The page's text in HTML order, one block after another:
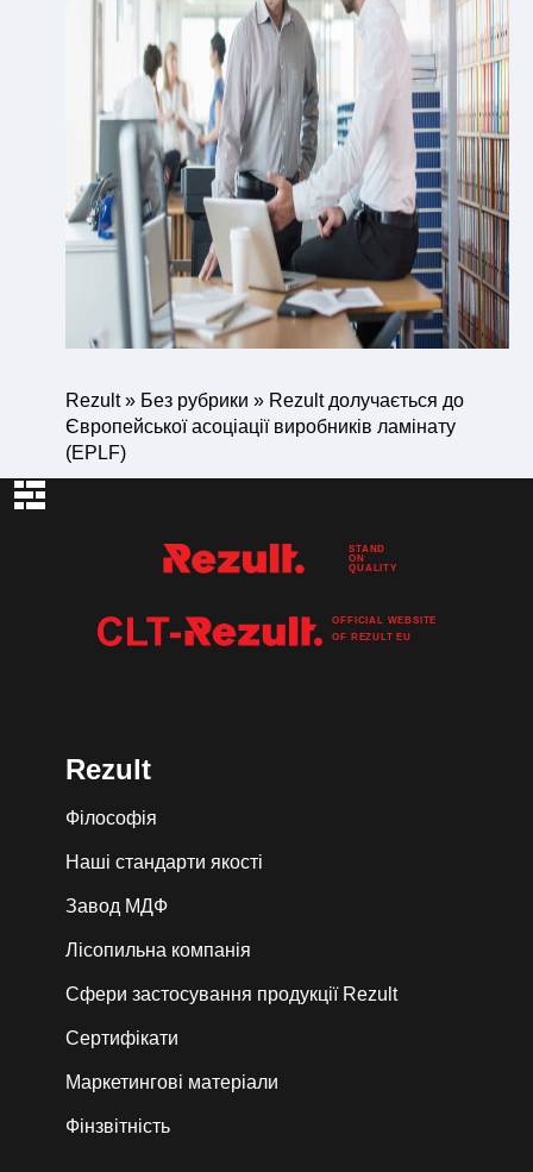
Rezult» Без рубрики » Rezult долучається до
Європейської асоціації виробників ламінату
(EPLF)
STAND
ON
QUALITY
OFFICIAL WEBSITE
OF REZULT EU
Rezult
Філософія
Наші стандарти якості
Завод МДФ
Лiсопильна компанія
Сфери застосування продукції Rezult
Сертифікати
Маркетингові матеріали
Фінзвітність